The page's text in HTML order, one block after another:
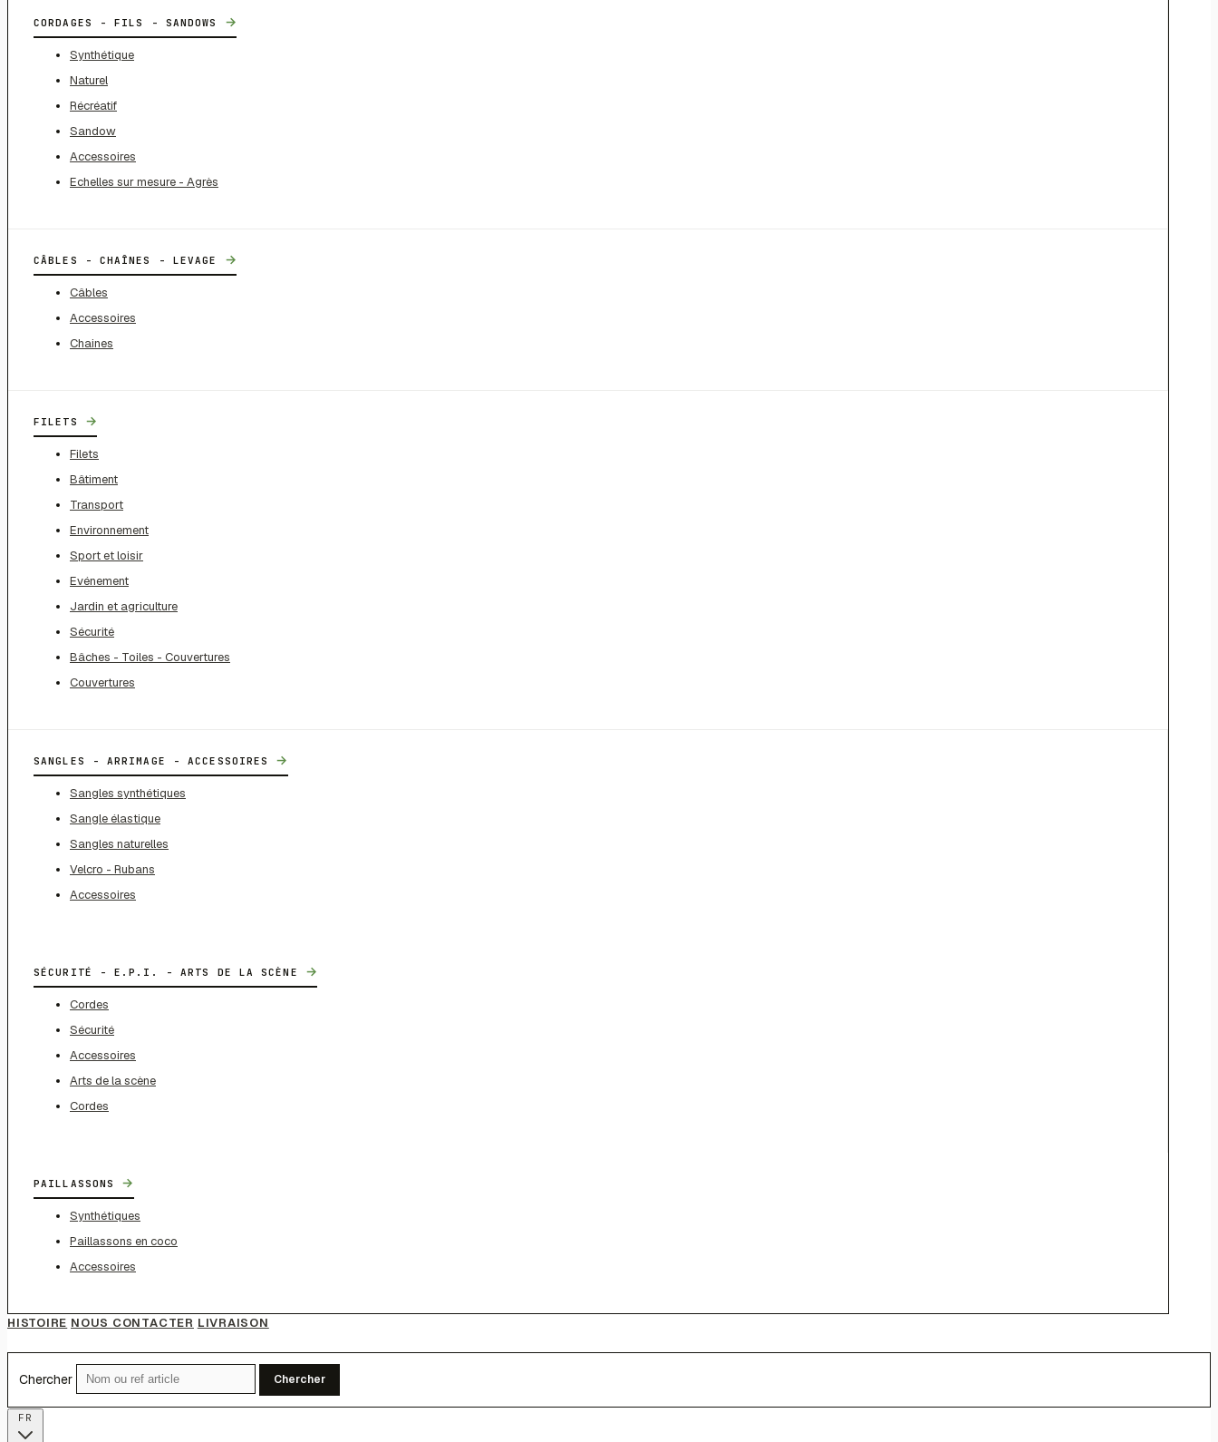
CORDAGES - FILS - SANDOWS →
Synthétique
Naturel
Récréatif
Sandow
Accessoires
Echelles sur mesure - Agrès
CÂBLES - CHAÎNES - LEVAGE →
Câbles
Accessoires
Chaines
FILETS →
Filets
Bâtiment
Transport
Environnement
Sport et loisir
Evénement
Jardin et agriculture
Sécurité
Bâches - Toiles - Couvertures
Couvertures
SANGLES - ARRIMAGE - ACCESSOIRES →
Sangles synthétiques
Sangle élastique
Sangles naturelles
Velcro - Rubans
Accessoires
SÉCURITÉ - E.P.I. - ARTS DE LA SCÈNE →
Cordes
Sécurité
Accessoires
Arts de la scène
Cordes
PAILLASSONS →
Synthétiques
Paillassons en coco
Accessoires
HISTOIRE NOUS CONTACTER LIVRAISON
Chercher Chercher